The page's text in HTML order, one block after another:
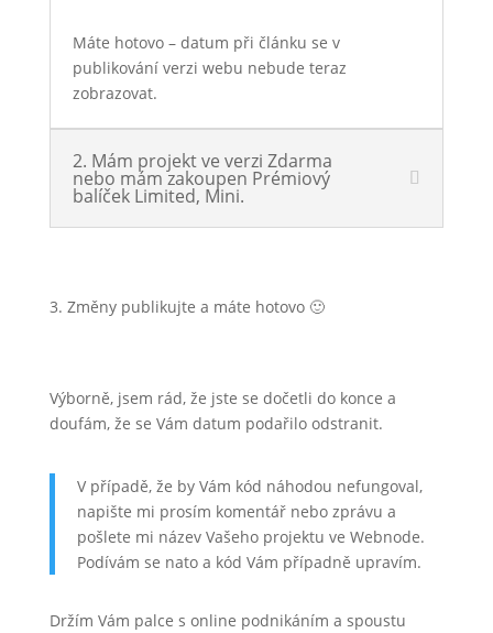
Máte hotovo – datum při článku se v
publikování verzi webu nebude teraz
zobrazovat.
2. Mám projekt ve verzi Zdarma
nebo mám zakoupen Prémiový
balíček Limited, Mini.
3. Změny publikujte a máte hotovo 🙂
Výborně, jsem rád, že jste se dočetli do konce a
doufám, že se Vám datum podařilo odstranit.
V případě, že by Vám kód náhodou nefungoval,
napište mi prosím komentář nebo zprávu a
pošlete mi název Vašeho projektu ve Webnode.
Podívám se nato a kód Vám případně upravím.
Držím Vám palce s online podnikáním a spoustu